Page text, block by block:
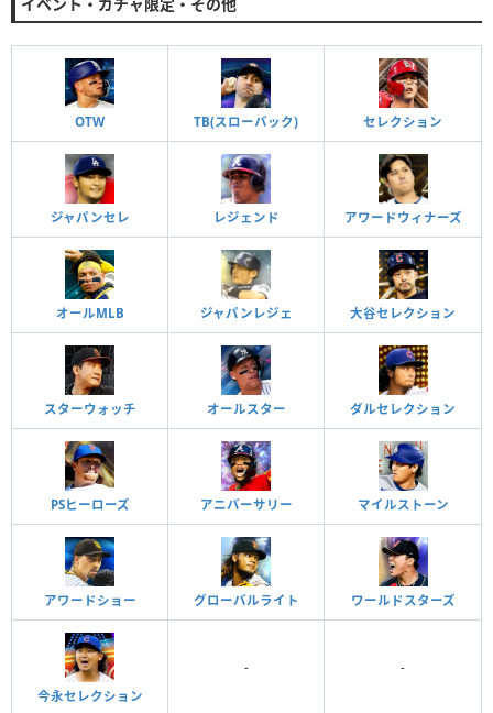
OTW TB(スローバック) セレクション
ジャパンセレ レジェンド アワードウィナーズ
オールMLB ジャパンレジェ 大谷セレクション
スターウォッチ オールスター ダルセレクション
PSヒーローズ アニバーサリー マイルストーン
アワードショー グローバルライト ワールドスターズ
今永セレクション
- -